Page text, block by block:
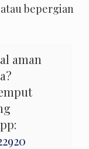
bepergian
aman